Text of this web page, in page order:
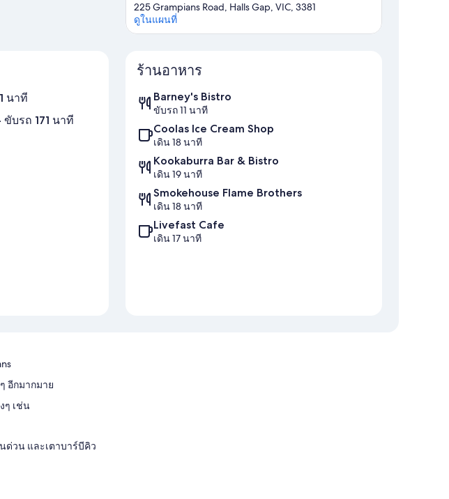
225 Grampians Road, Halls Gap, VIC, 3381
ดูในแผนที่
นาที
บรถ 171 นาที
ร้านอาหาร
Barney's Bistro
ขับรถ 11 นาที
Coolas Ice Cream Shop
เดิน 18 นาที
Kookaburra Bar & Bistro
เดิน 19 นาที
Smokehouse Flame Brothers
เดิน 18 นาที
Livefast Cafe
เดิน 17 นาที
อีกมากมาย
ๆ เช่น
ด่วน และเตาบาร์บีคิว